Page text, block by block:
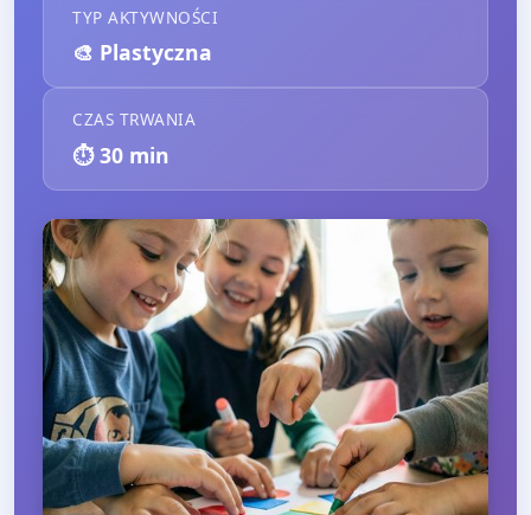
TYP AKTYWNOŚCI
🎨 Plastyczna
CZAS TRWANIA
⏱️30 min